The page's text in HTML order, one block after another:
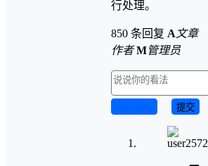
行处理。
850 条回复 A 文章
作者 M管理员
提交